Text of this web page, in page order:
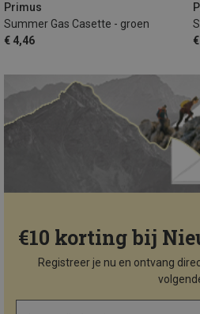
Primus
Summer Gas Casette - groen
€ 4,46
€10 korting bij
Registreer je nu en ontvang